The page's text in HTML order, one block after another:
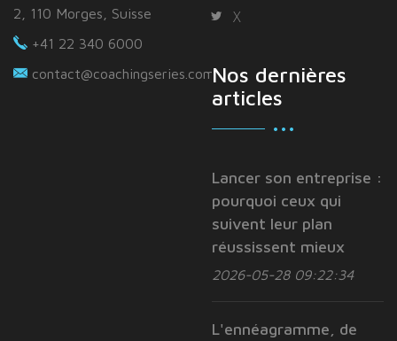
2, 110 Morges, Suisse
+41 22 340 6000
contact@coachingseries.com
X
Nos dernières
articles
Lancer son entreprise :
pourquoi ceux qui
suivent leur plan
réussissent mieux
2026-05-28 09:22:34
L'ennéagramme, de